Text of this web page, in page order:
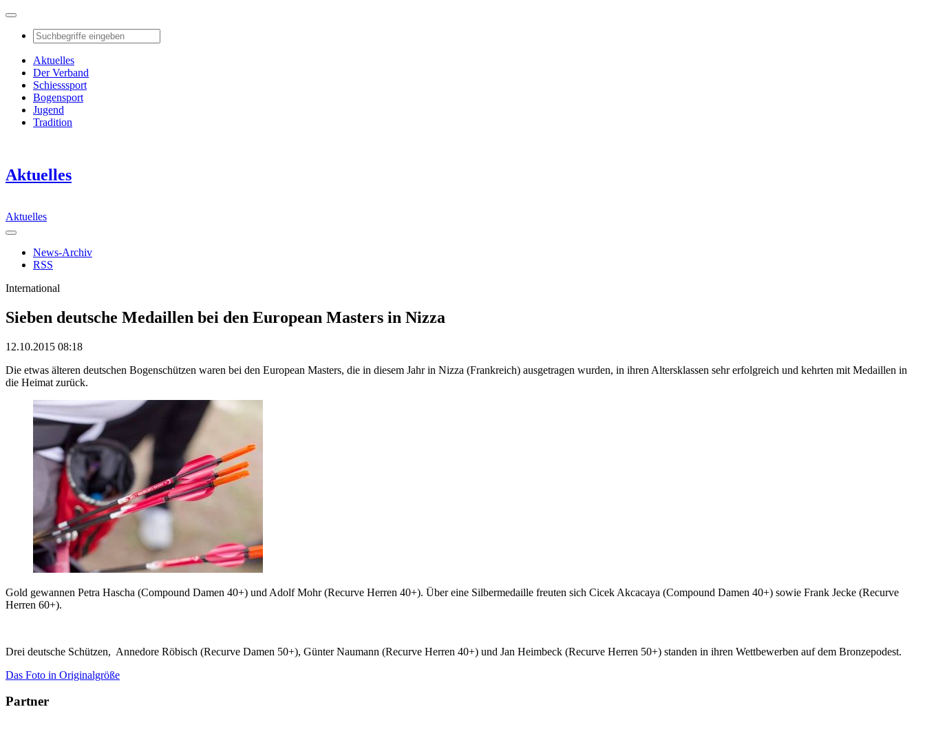
Aktuelles
Der Verband
Schiesssport
Bogensport
Jugend
Tradition
Aktuelles
Aktuelles
News-Archiv
RSS
International
Sieben deutsche Medaillen bei den European Masters in Nizza
12.10.2015 08:18
Die etwas älteren deutschen Bogenschützen waren bei den European Masters, die in diesem Jahr in Nizza (Frankreich) ausgetragen wurden, in ihren Altersklassen sehr erfolgreich und kehrten mit Medaillen in
die Heimat zurück.
Gold gewannen Petra Hascha (Compound Damen 40+) und Adolf Mohr (Recurve Herren 40+). Über eine Silbermedaille freuten sich Cicek Akcacaya (Compound Damen 40+) sowie Frank Jecke (Recurve
Herren 60+).
Drei deutsche Schützen, Annedore Röbisch (Recurve Damen 50+), Günter Naumann (Recurve Herren 40+) und Jan Heimbeck (Recurve Herren 50+) standen in ihren Wettbewerben auf dem Bronzepodest.
Das Foto in Originalgröße
Partner